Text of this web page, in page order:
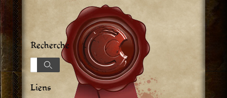
Recherche
Recherche
Recherche
Liens